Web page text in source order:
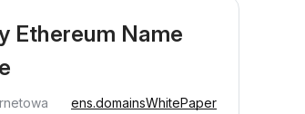
Ethereum Name
ens.domainsWhitePaper